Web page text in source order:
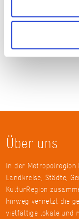
Über uns
In der
Landkreise, Städte,
KulturRegion
hinweg vernetzt die
vielfältige lokale und